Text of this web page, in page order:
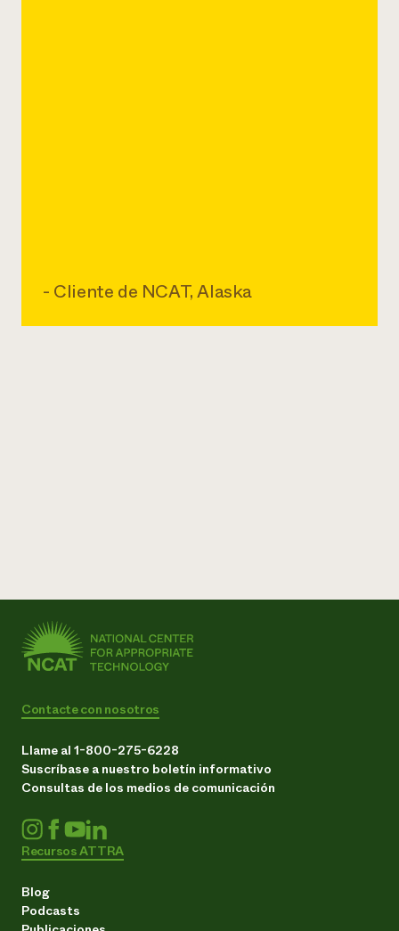
- Cliente de NCAT, Alaska
Contacte con nosotros
Llame al 1-800-275-6228
Suscríbase a nuestro boletín informativo
Consultas de los medios de comunicación
Recursos ATTRA
Blog
Podcasts